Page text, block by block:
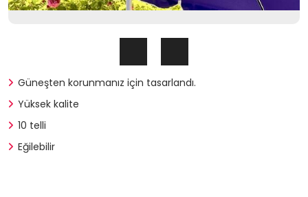
Güneşten korunmanız için tasarlandı.
Yüksek kalite
10 telli
Eğilebilir